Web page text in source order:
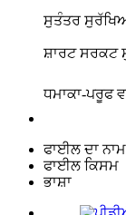
ਸੁਤੰਤਰ
ਸ਼ਾਰਟ ਸਰਕਟ
ਧਮਾਕਾ-ਪਰੂਫ
ਫਾਈਲ ਦਾ ਨਾਮ
ਫਾਈਲ ਕਿਸਮ
ਭਾਸ਼ਾ